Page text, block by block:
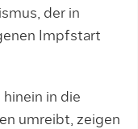
der in
Impfstart
in die
umreibt, zeigen